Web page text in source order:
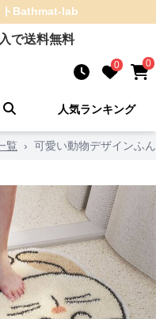
Bathmat-lab
で送料無料
0 0
人気ランキング
覧 › 可愛い動物デザインふ